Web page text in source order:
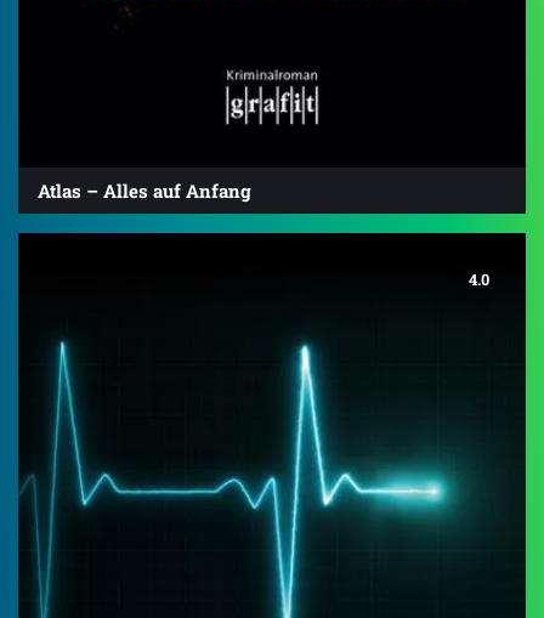
Atlas – Alles auf Anfang
4.0